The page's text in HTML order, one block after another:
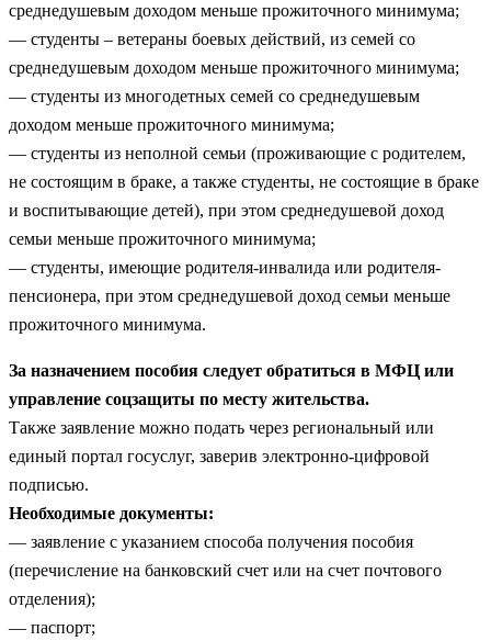
среднедушевым доходом меньше прожиточного минимума;
— студенты – ветераны боевых действий, из семей со
среднедушевым доходом меньше прожиточного минимума;
— студенты из многодетных семей со среднедушевым
доходом меньше прожиточного минимума;
— студенты из неполной семьи (проживающие с родителем,
не состоящим в браке, а также студенты, не состоящие в браке
и воспитывающие детей), при этом среднедушевой доход
семьи меньше прожиточного минимума;
— студенты, имеющие родителя-инвалида или родителя-
пенсионера, при этом среднедушевой доход семьи меньше
прожиточного минимума.
За назначением пособия следует обратиться в МФЦ или
управление соцзащиты по месту жительства.
Также заявление можно подать через региональный или
единый портал госуслуг, заверив электронно-цифровой
подписью.
Необходимые документы:
— заявление с указанием способа получения пособия
(перечисление на банковский счет или на счет почтового
отделения);
— паспорт;